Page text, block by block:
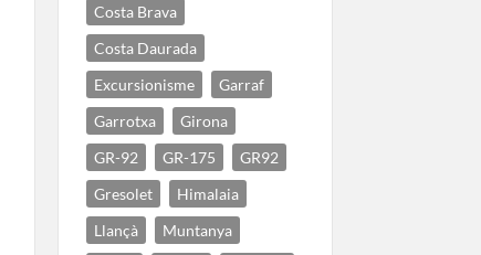
Costa Brava
Costa Daurada
Excursionisme
Garraf
Garrotxa
Girona
GR-92
GR-175
GR92
Gresolet
Himalaia
Llançà
Muntanya